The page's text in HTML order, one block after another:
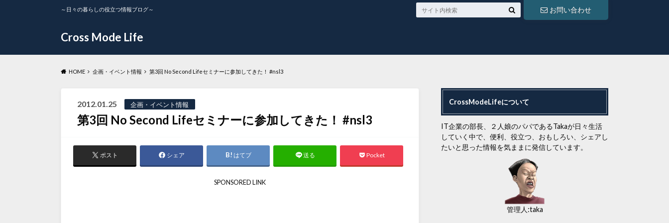
Cross Mode Life
～日々の暮らしの役立つ情報ブログ～ お問い合わせ
HOME 企画・イベント情報 第3回 No Second Lifeセミナーに参加してきた！ #nsl3
2012.01.25 企画・イベント情報
第3回 No Second Lifeセミナーに参加してきた！ #nsl3
ポスト シェア はてブ 送る Pocket
SPONSORED LINK
CrossModeLifeについて
IT企業の部長、２人娘のパパであるTakaが日々生活
していく中で、便利、役立つ、おもしろい、シェアし
たいと思った情報を気ままに発信しています。
管理人:taka